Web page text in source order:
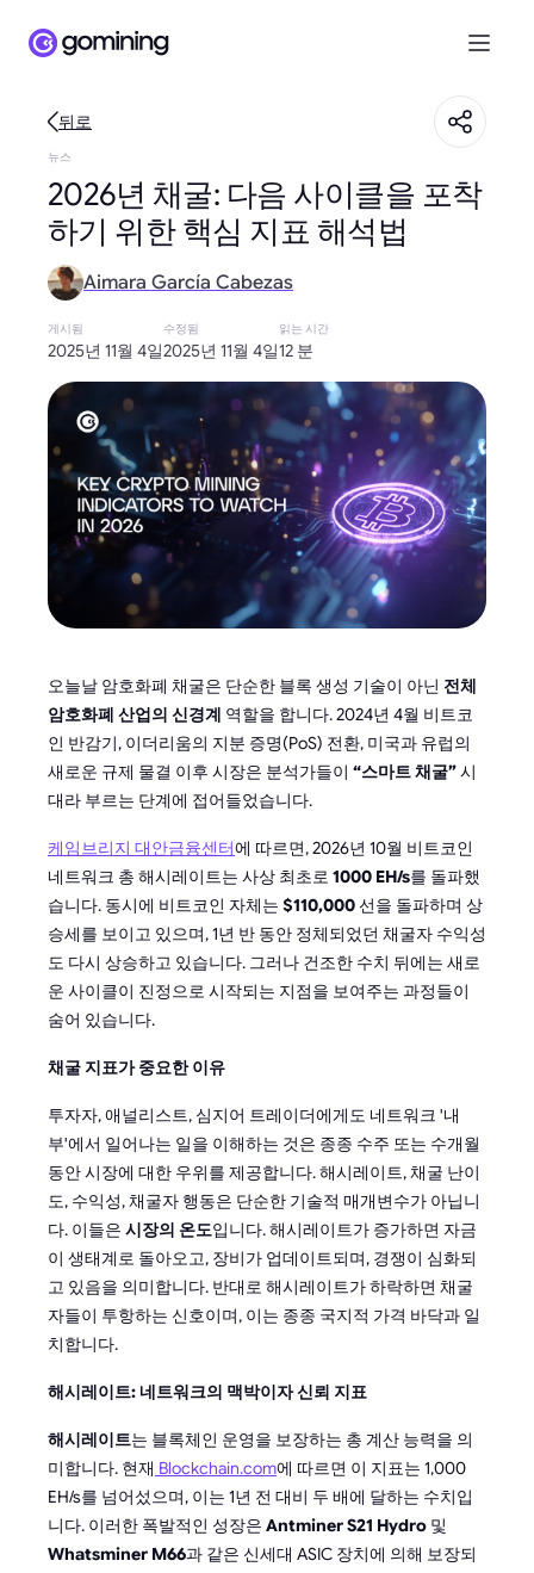
뒤로
뉴스
2026년 채굴: 다음 사이클을 포착
하기 위한 핵심 지표 해석법
Aimara García Cabezas
게시됨
2025년 11월 4일
수정됨
2025년 11월 4일
읽는 시간
12 분
오늘날 암호화폐 채굴은 단순한 블록 생성 기술이 아닌 전체
암호화폐 산업의 신경계 역할을 합니다. 2024년 4월 비트코
인 반감기, 이더리움의 지분 증명(PoS) 전환, 미국과 유럽의
새로운 규제 물결 이후 시장은 분석가들이 “스마트 채굴”시
대라 부르는 단계에 접어들었습니다.
케임브리지 대안금융센터에 따르면, 2026년 10월 비트코인
네트워크 총 해시레이트는 사상 최초로 1000 EH/s를 돌파했
습니다. 동시에 비트코인 자체는 $110,000선을 돌파하며 상
승세를 보이고 있으며, 1년 반 동안 정체되었던 채굴자 수익성
도 다시 상승하고 있습니다. 그러나 건조한 수치 뒤에는 새로
운 사이클이 진정으로 시작되는 지점을 보여주는 과정들이
숨어 있습니다.
채굴 지표가 중요한 이유
투자자, 애널리스트, 심지어 트레이더에게도 네트워크 '내
부'에서 일어나는 일을 이해하는 것은 종종 수주 또는 수개월
동안 시장에 대한 우위를 제공합니다. 해시레이트, 채굴 난이
도, 수익성, 채굴자 행동은 단순한 기술적 매개변수가 아닙니
다. 이들은 시장의 온도입니다. 해시레이트가 증가하면 자금
이 생태계로 돌아오고, 장비가 업데이트되며, 경쟁이 심화되
고 있음을 의미합니다. 반대로 해시레이트가 하락하면 채굴
자들이 투항하는 신호이며, 이는 종종 국지적 가격 바닥과 일
치합니다.
해시레이트: 네트워크의 맥박이자 신뢰 지표
해시레이트는 블록체인 운영을 보장하는 총 계산 능력을 의
미합니다. 현재 Blockchain.com에 따르면 이 지표는 1,000
EH/s를 넘어섰으며, 이는 1년 전 대비 두 배에 달하는 수치입
니다. 이러한 폭발적인 성장은 Antminer S21 Hydro 및
Whatsminer M66과 같은 신세대 ASIC 장치에 의해 보장되